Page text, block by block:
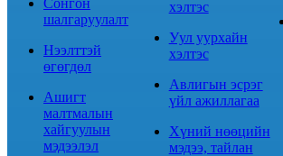
шалгаруулалт
Нээлттэй
өгөгдөл
Ашигт
малтмалын
хайгуулын
мэдээлэл
хэлтэс
Уул уурхайн
хэлтэс
Авлигын эсрэг
үйл ажиллагаа
Хүний нөөцийн
мэдээ, тайлан